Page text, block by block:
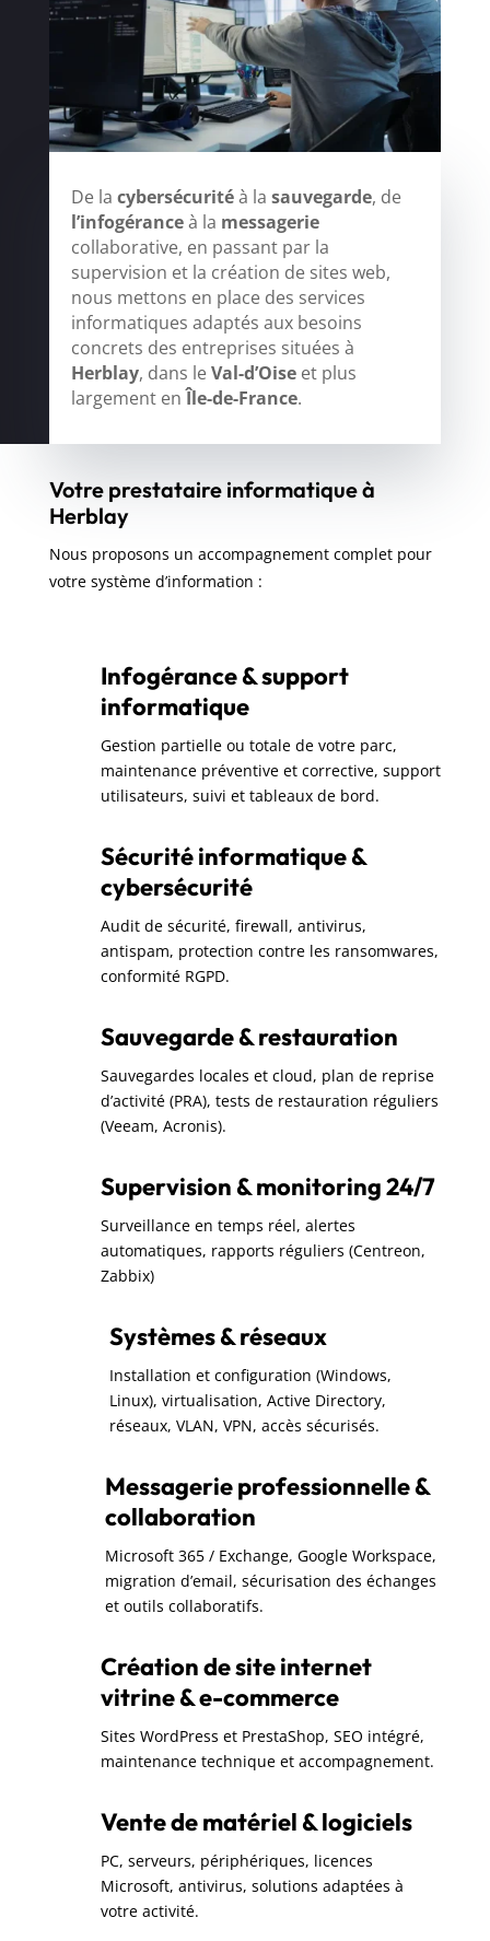
De la cybersécuritéà la sauvegarde, de
l’infogéranceà la messagerie
collaborative, en passant par la
supervision et la création de sites web,
nous mettons en place des services
informatiques adaptés aux besoins
concrets des entreprises situées à
Herblay, dans leVal-d’Oiseet plus
largement enÎle-de-France.
Votre prestataire informatique à
Herblay
Nous proposons un accompagnement complet pour
votre système d’information :
Infogérance & support
informatique
Gestion partielle ou totale de votre parc,
maintenance préventive et corrective, support
utilisateurs, suivi et tableaux de bord.
Sécurité informatique &
cybersécurité
Audit de sécurité, firewall, antivirus,
antispam, protection contre les ransomwares,
conformité RGPD.
Sauvegarde & restauration
Sauvegardes locales et cloud, plan de reprise
d’activité (PRA), tests de restauration réguliers
(Veeam, Acronis).
Supervision & monitoring 24/7
Surveillance en temps réel, alertes
automatiques, rapports réguliers (Centreon,
Zabbix)
Systèmes & réseaux
Installation et configuration (Windows,
Linux), virtualisation, Active Directory,
réseaux, VLAN, VPN, accès sécurisés.
Messagerie professionnelle &
collaboration
Microsoft 365 / Exchange, Google Workspace,
migration d’email, sécurisation des échanges
et outils collaboratifs.
Création de site internet
vitrine & e-commerce
Sites WordPress et PrestaShop, SEO intégré,
maintenance technique et accompagnement.
Vente de matériel & logiciels
PC, serveurs, périphériques, licences
Microsoft, antivirus, solutions adaptées à
votre activité.